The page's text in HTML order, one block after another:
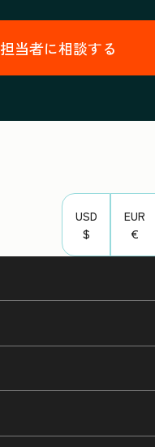
担当者に相談する
USD
$
EUR
€